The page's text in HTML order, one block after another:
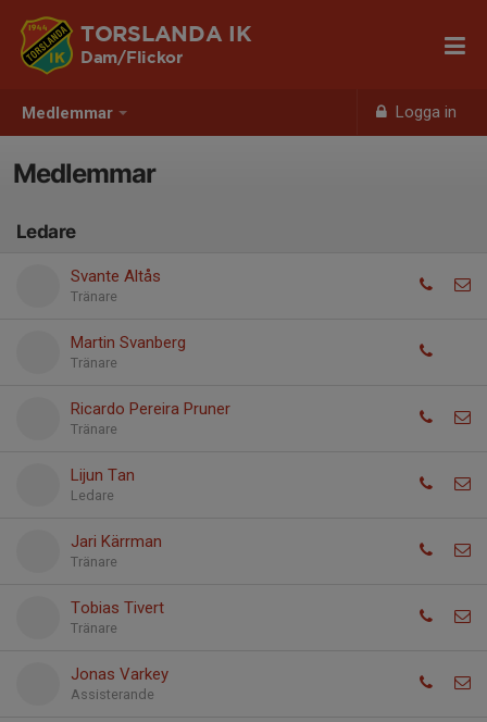
Medlemmar Logga in
TORSLANDA IK
Dam/Flickor
Medlemmar
Ledare
Svante Altås
Tränare
Martin Svanberg
Tränare
Ricardo Pereira Pruner
Tränare
Lijun Tan
Ledare
Jari Kärrman
Tränare
Tobias Tivert
Tränare
Jonas Varkey
Assisterande